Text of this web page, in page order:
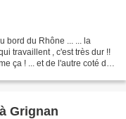
bord du Rhône ... ... la
travaillent , c'est très dur !!
ça ! ... et de l'autre coté du
Grignan